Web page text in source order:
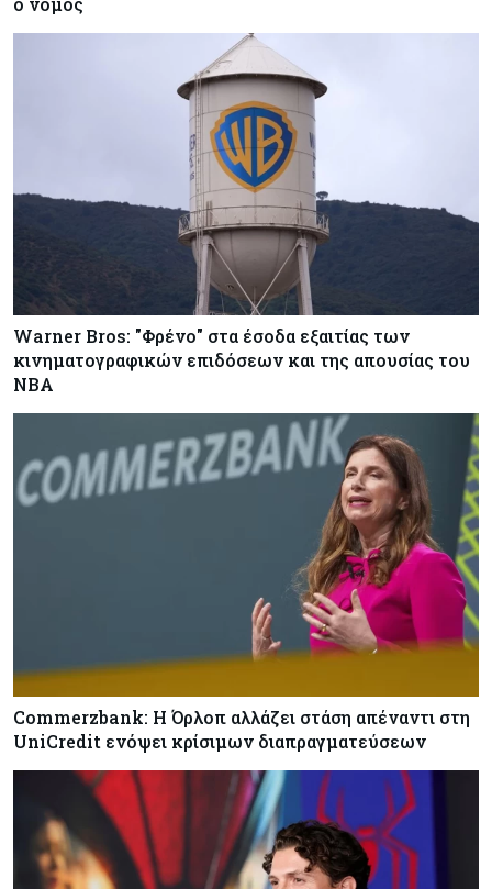
Warner Bros: "Φρένο" στα έσοδα εξαιτίας των
κινηματογραφικών επιδόσεων και της απουσίας του
NBA
Commerzbank: Η Όρλοπ αλλάζει στάση απέναντι στη
UniCredit ενόψει κρίσιμων διαπραγματεύσεων